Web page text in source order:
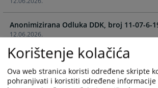
Press
the
question
mark
key
to
get
the
the
question
mark
key
to
get
the
12.06.2026.
Anonimizirana Odluka DDK, broj 11-07-6-
10.06.2026.
Anonimizirana Odluka DDK broj, 11-07-6-
Korištenje kolačića
Ova web stranica koristi određene skripte
pohranjivati i koristiti određene informacije